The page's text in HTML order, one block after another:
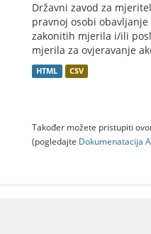
Državni zavod za
pravnoj osobi
zakonitih mjerila i/ili
mjerila za ovjeravanje
HTML CSV
Također možete pristupiti
(pogledajte Dokumenаtаcijа